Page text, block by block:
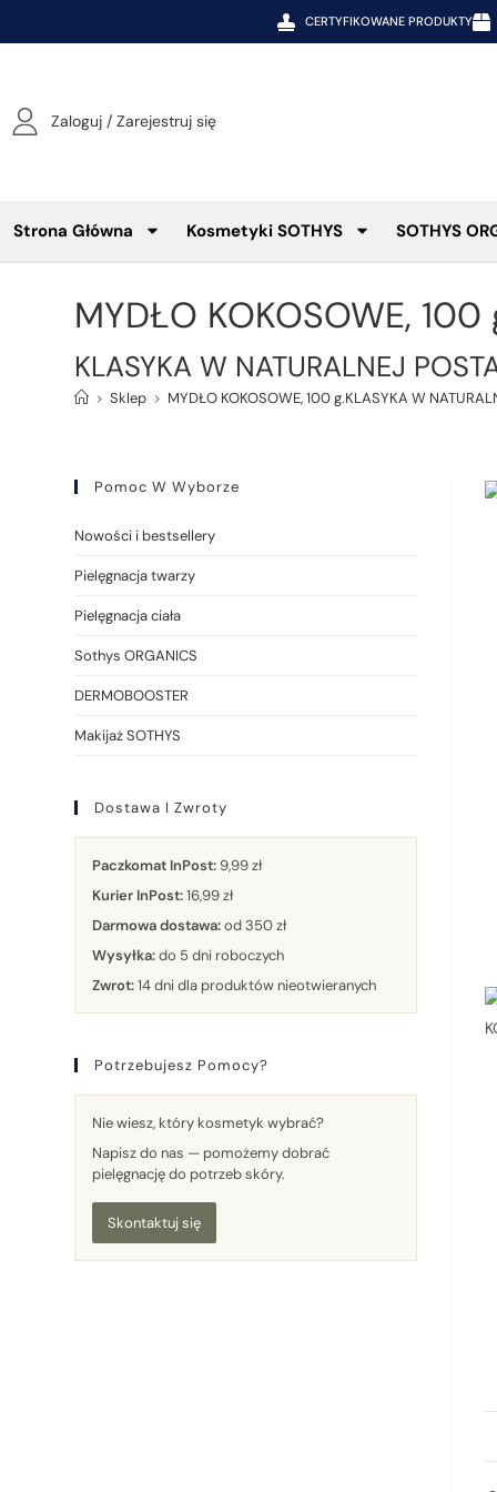
CERTYFIKOWANE PRODUKTY
Zaloguj / Zarejestruj się
Strona Główna Kosmetyki SOTHYS SOTHYS
MYDŁO KOKOSOWE, 100
KLASYKA W NATURALNEJ
> Sklep > MYDŁO KOKOSOWE, 100 g.KLASYKA W
Pomoc W Wyborze
Nowości i bestsellery
Pielęgnacja twarzy
Pielęgnacja ciała
Sothys ORGANICS
DERMOBOOSTER
Makijaż SOTHYS
Dostawa I Zwroty
Paczkomat InPost:9,99 zł
Kurier InPost:16,99 zł
Darmowa dostawa:od 350 zł
Wysyłka:do 5 dni roboczych
Zwrot:14 dni dla produktów nieotwieranych
Potrzebujesz Pomocy?
Nie wiesz, który kosmetyk wybrać?
Napisz do nas — pomożemy dobrać
pielęgnację do potrzeb skóry.
Skontaktuj się